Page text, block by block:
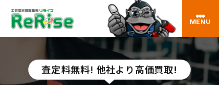
MENU
査定料無料! 他社より高価買取!